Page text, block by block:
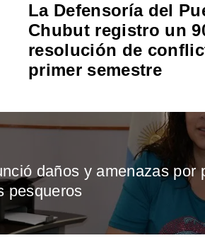
La Defensoría del
Chubut registro un
resolución de
primer semestre
daños y amenazas por
pesqueros